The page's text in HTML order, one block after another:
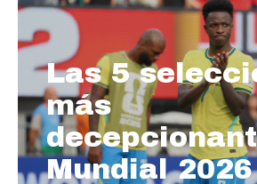
Las 5
más
Mundial 2026